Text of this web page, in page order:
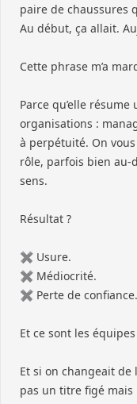
paire de chaussures
Au début, ça allait.
Cette phrase m’a
Parce qu’elle
organisations :
à perpétuité. On
rôle, parfois bien au-
sens.
Résultat ?
✖︎ Usure.
✖︎ Médiocrité.
✖︎ Perte de confiance.
Et ce sont les
Et si on changeait de
pas un titre figé mais